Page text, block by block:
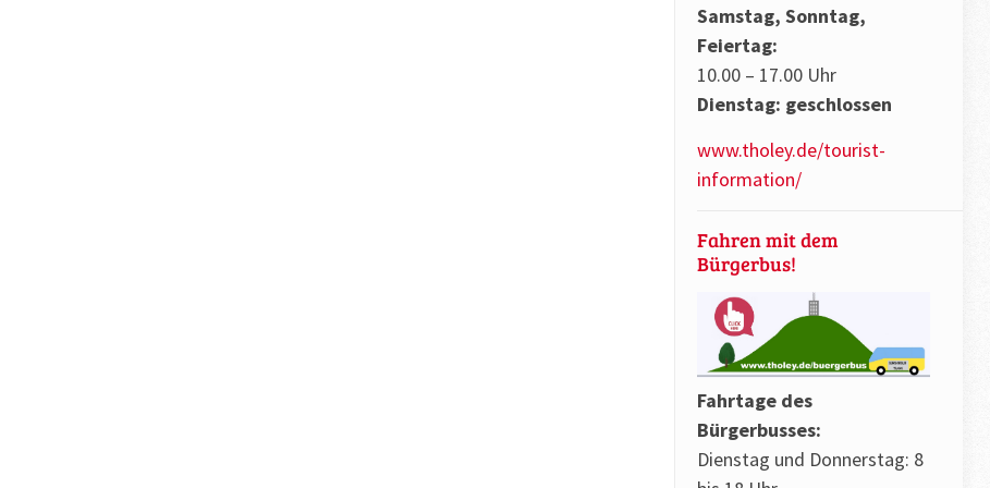
Samstag, Sonntag,
Feiertag:
10.00 – 17.00 Uhr
Dienstag: geschlossen
www.tholey.de/tourist-
information/
Fahren mit dem
Bürgerbus!
Fahrtage des
Bürgerbusses:
Dienstag und Donnerstag: 8